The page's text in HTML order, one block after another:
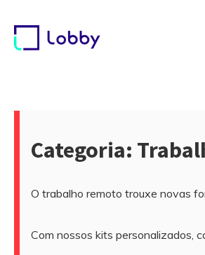
para
Categoria:
O trabalho remoto trouxe novas
Com nossos kits personalizados,